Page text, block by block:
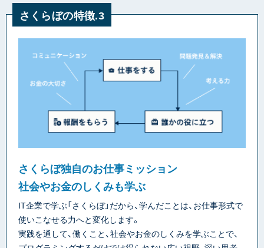
さくらぼの特徴.3
さくらぼ独自のお仕事ミッション
社会やお金のしくみも学ぶ
IT企業で学ぶ「さくらぼ」だから、学んだことは、お仕事形式で
使いこなせる力へと変化します。
実践を通して、働くこと、社会やお金のしくみを学ぶことで、